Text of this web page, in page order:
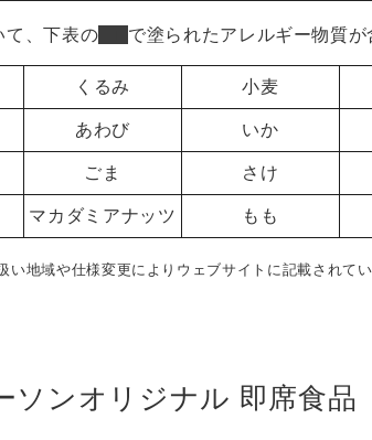
て、下表の で塗られたアレルギー物質が
くるみ 小麦
あわび いか
ごま さけ
マカダミアナッツ もも
地域や仕様変更によりウェブサイトに記載されて
ソンオリジナル 即席食